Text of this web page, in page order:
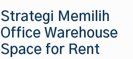
Strategi Memilih
Office Warehouse
Space for Rent